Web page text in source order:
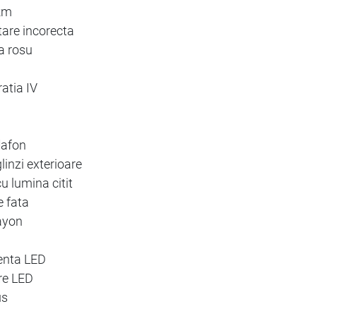
incorecta
rosu
IV
exterioare
lumina citit
fata
LED
LED